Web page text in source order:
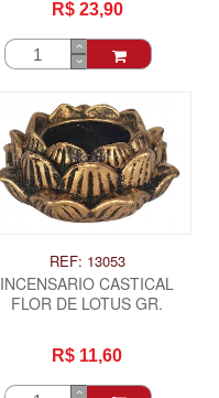
R$ 23,90
REF: 13053
INCENSARIO CASTICAL
FLOR DE LOTUS GR.
R$ 11,60